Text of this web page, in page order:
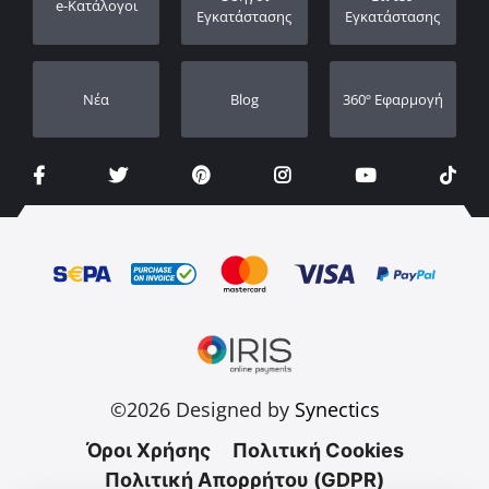
Οι Αντιπρόσωποι μας
e-Κατάλογοι
Εγκατάστασης
Εγκατάστασης
Νέα Blog 360º Εφαρμογή
©2026 Designed by Synectics
Όροι Χρήσης
Πολιτική Cookies
Πολιτική Απορρήτου (GDPR)